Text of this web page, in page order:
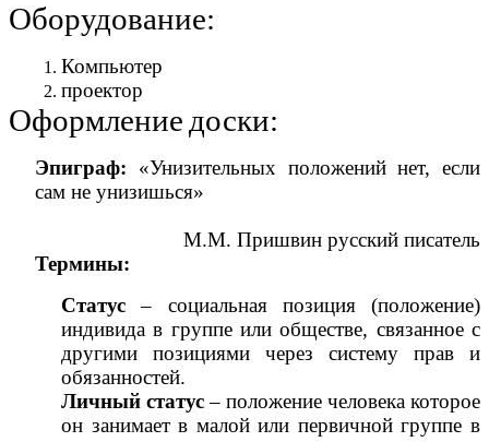
Оборудование:
Компьютер
проектор
Оформление доски:
Эпиграф: «Унизительных положений нет, если
сам не унизишься»
М.М. Пришвин русский писатель
Термины:
Статус – социальная позиция (положение)
индивида в группе или обществе, связанное с
другими позициями через систему прав и
обязанностей.
Личный статус– положение человека которое
он занимает в малой или первичной группе в